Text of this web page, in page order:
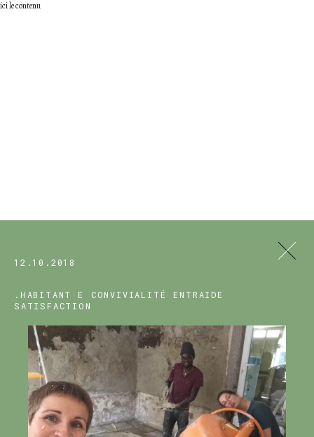
ici le contenu
12.10.2018
.HABITANT·E CONVIVIALITÉ
ENTRAIDE
SATISFACTION